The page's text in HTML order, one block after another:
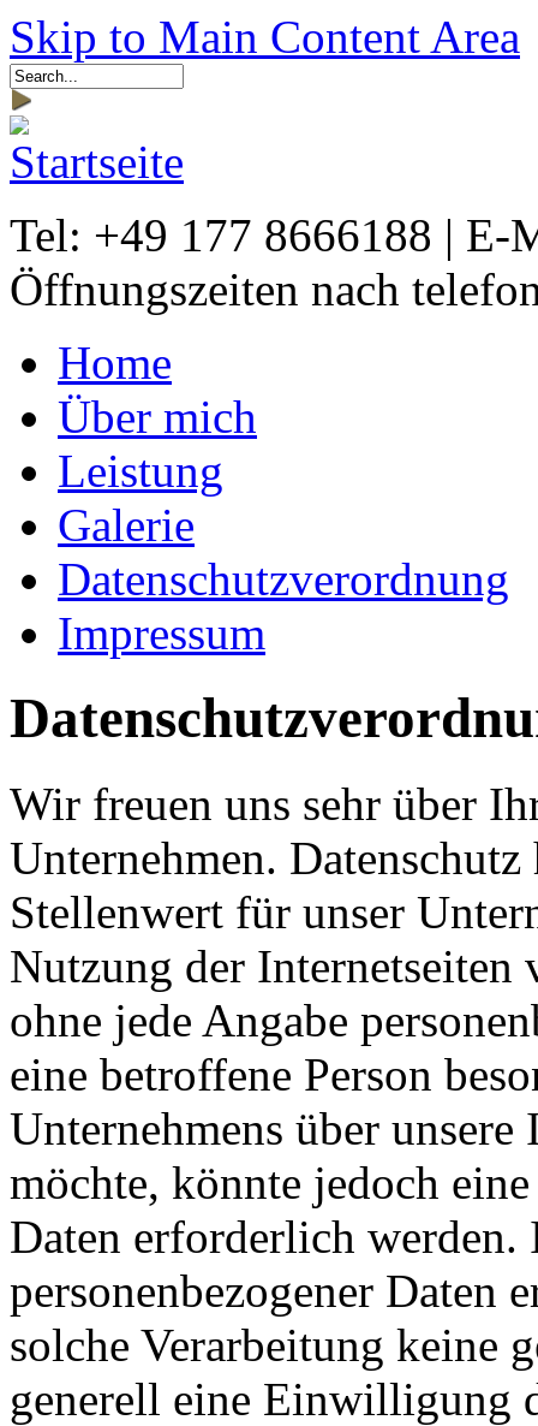
Skip to Main Content Area
Tel: +49 177 8666188 |
Öffnungszeiten nach
Home
Über mich
Leistung
Galerie
Datenschutzverordnung
Impressum
Wir freuen uns sehr über
Unternehmen.
Stellenwert für unser
Nutzung der
ohne jede Angabe
eine betroffene Person
Unternehmens über
möchte, könnte jedoch
Daten erforderlich werden.
personenbezogener Daten
solche Verarbeitung keine
generell eine Einwilligung